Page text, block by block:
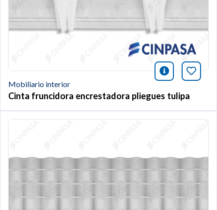
icono
Mobiliario interior
Cinta fruncidora encrestadora pliegues tulipa